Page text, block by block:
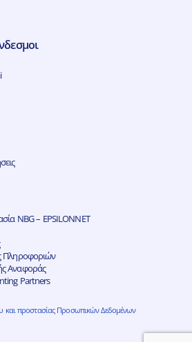
NBG – EPSILONNET
Πληροφοριών
Αναφοράς
Partners
προστασίας Προσωπικών Δεδομένων